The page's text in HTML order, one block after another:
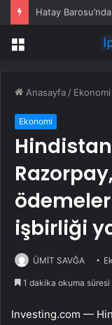
Menü
Anasayfa / Ekonomi
Ekonomi
işbirliği
ÜMİT SAVĞA
1 dakika okuma süresi
Investing.com —